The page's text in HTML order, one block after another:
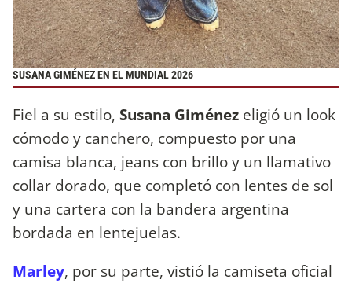
SUSANA GIMÉNEZ EN EL MUNDIAL 2026
Fiel a su estilo, Susana Giménez eligió un look
cómodo y canchero, compuesto por una
camisa blanca, jeans con brillo y un llamativo
collar dorado, que completó con lentes de sol
y una cartera con la bandera argentina
bordada en lentejuelas.
Marley, por su parte, vistió la camiseta oficial